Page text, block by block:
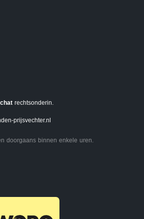
rechtsonderin.
prijsvechter.nl
doorgaans binnen enkele uren.